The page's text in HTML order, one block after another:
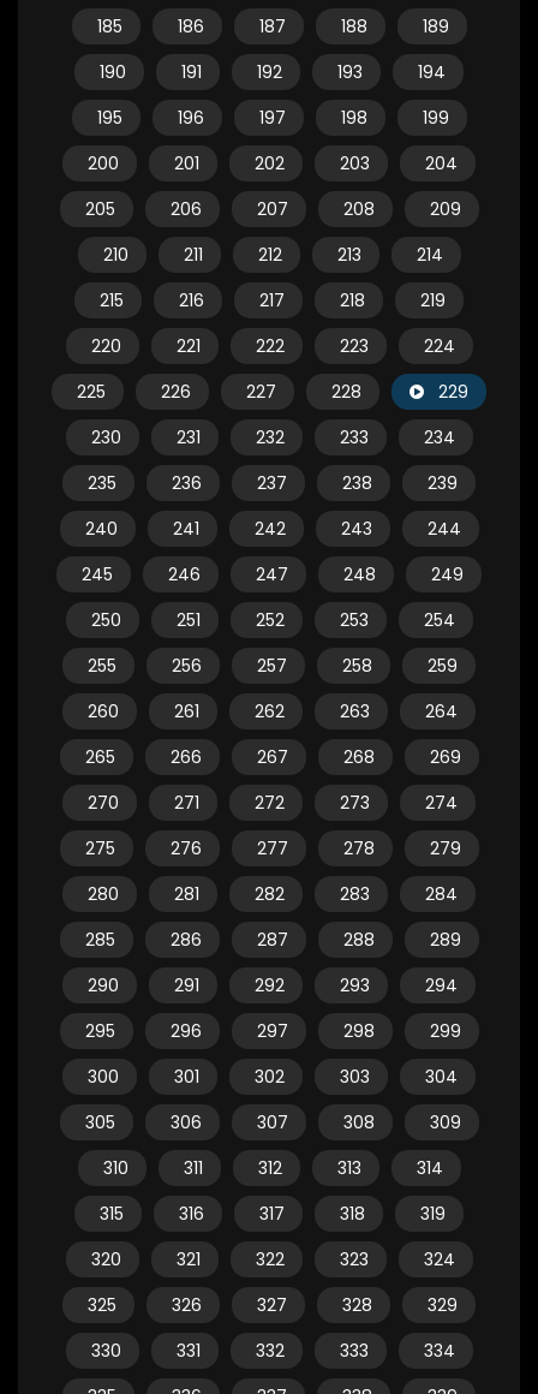
185
186 187 188
189
190
191 192 193
194
195
196 197 198
199
200
201 202 203
204
205
206 207 208
209
210
211 212 213
214
215
216 217 218
219
220
221 222 223
224
225
226 227 228
229
230
231 232 233
234
235
236 237 238
239
240
241 242 243
244
245
246 247 248
249
250
251 252 253
254
255
256 257 258
259
260
261 262 263
264
265
266 267 268
269
270
271 272 273
274
275
276 277 278
279
280
281 282 283
284
285
286 287 288
289
290
291 292 293
294
295
296 297 298
299
300
301 302 303
304
305
306 307 308
309
310
311 312 313
314
315
316 317 318
319
320
321 322 323
324
325
326 327 328
329
330
331 332 333
334